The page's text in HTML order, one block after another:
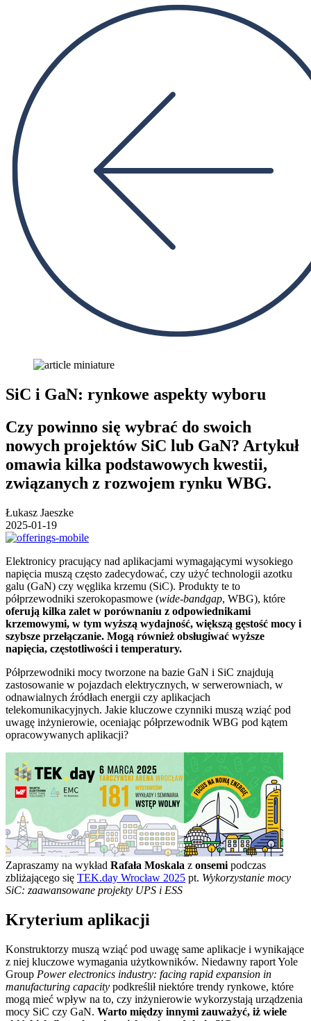
SiC i GaN: rynkowe aspekty wyboru
Czy powinno się wybrać do swoich
nowych projektów SiC lub GaN? Artykuł
omawia kilka podstawowych kwestii,
związanych z rozwojem rynku WBG.
Łukasz Jaeszke
2025-01-19
Elektronicy pracujący nad aplikacjami wymagającymi wysokiego
napięcia muszą często zadecydować, czy użyć technologii azotku
galu (GaN) czy węglika krzemu (SiC). Produkty te to
półprzewodniki szerokopasmowe (wide-bandgap, WBG), które
oferują kilka zalet w porównaniu z odpowiednikami
krzemowymi, w tym wyższą wydajność, większą gęstość mocy i
szybsze przełączanie. Mogą również obsługiwać wyższe
napięcia, częstotliwości i temperatury.
Półprzewodniki mocy tworzone na bazie GaN i SiC znajdują
zastosowanie w pojazdach elektrycznych, w serwerowniach, w
odnawialnych źródłach energii czy aplikacjach
telekomunikacyjnych. Jakie kluczowe czynniki muszą wziąć pod
uwagę inżynierowie, oceniając półprzewodnik WBG pod kątem
opracowywanych aplikacji?
Zapraszamy na wykład Rafała Moskala z onsemi podczas
zbliżającego się TEK.day Wrocław 2025 pt. Wykorzystanie mocy
SiC: zaawansowane projekty UPS i ESS
Kryterium aplikacji
Konstruktorzy muszą wziąć pod uwagę same aplikacje i wynikające
z niej kluczowe wymagania użytkowników. Niedawny raport Yole
Group Power electronics industry: facing rapid expansion in
manufacturing capacity podkreślił niektóre trendy rynkowe, które
mogą mieć wpływ na to, czy inżynierowie wykorzystają urządzenia
mocy SiC czy GaN. Warto między innymi zauważyć, iż wiele